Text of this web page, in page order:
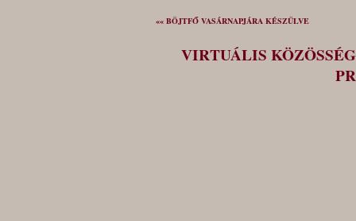
«« BÖJTFŐ VASÁRNAPJÁRA KÉSZÜLVE
VIRTUÁLIS KÖZÖSSÉG